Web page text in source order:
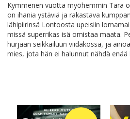
Kymmenen vuotta myöhemmin Tara
on ihania ystäviä ja rakastava
lähipiirinsä Lontoosta upeisiin
missä superrikas isä omistaa maata.
hurjaan seikkailuun viidakossa, ja
mies, jota hän ei halunnut nähdä enää